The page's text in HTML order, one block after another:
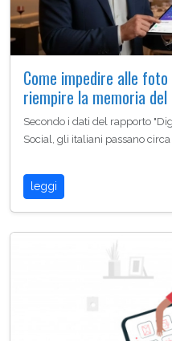
Come impedire alle
riempire la memoria
Secondo i dati del rapporto
Social, gli italiani passano circa
leggi